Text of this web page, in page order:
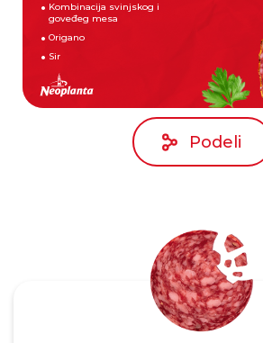
Kombinacija svinjskog i
goveđeg mesa
Origano
Sir
Podeli